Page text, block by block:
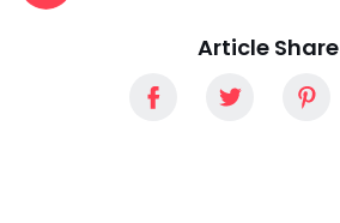
Article Share